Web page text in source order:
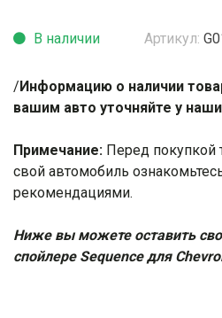
Артикул:
В наличии
/Информацию о наличии
вашим авто уточняйте у
Примечание: Перед покупкой
свой автомобиль
рекомендациями.
Ниже вы можете оставить
спойлере Sequence для